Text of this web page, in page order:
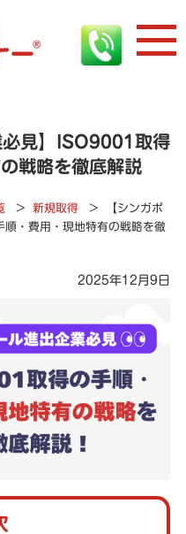
必見】ISO9001取得
戦略を徹底解説
> 新規取得 >
【シンガポ
・費用・現地特有の戦略を徹
2025年12月9日